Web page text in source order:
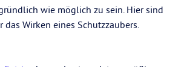
wie möglich zu sein. Hier sind
das Wirken eines Schutzzaubers.